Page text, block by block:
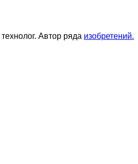
технолог. Автор ряда изобретений.